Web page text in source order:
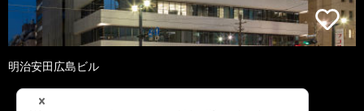
明治安田広島ビル